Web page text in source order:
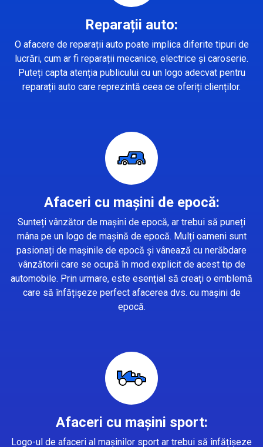
Reparații auto:
O afacere de reparații auto poate implica diferite tipuri de
lucrări, cum ar fi reparații mecanice, electrice și caroserie.
Puteți capta atenția publicului cu un logo adecvat pentru
reparații auto care reprezintă ceea ce oferiți clienților.
Afaceri cu mașini de epocă:
Sunteți vânzător de mașini de epocă, ar trebui să puneți
mâna pe un logo de mașină de epocă. Mulți oameni sunt
pasionați de mașinile de epocă și vânează cu nerăbdare
vânzătorii care se ocupă în mod explicit de acest tip de
automobile. Prin urmare, este esențial să creați o emblemă
care să înfățișeze perfect afacerea dvs. cu mașini de
epocă.
Afaceri cu mașini sport:
Logo-ul de afaceri al mașinilor sport ar trebui să înfățișeze